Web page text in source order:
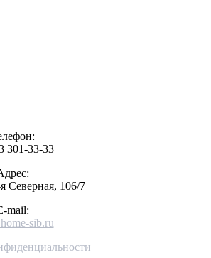
301-33-33
Северная, 106/7
mail:
sib.ru